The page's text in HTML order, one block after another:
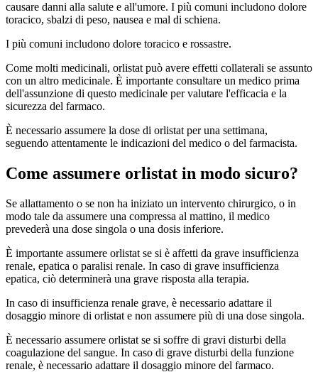
causare danni alla salute e all'umore. I più comuni includono dolore
toracico, sbalzi di peso, nausea e mal di schiena.
I più comuni includono dolore toracico e rossastre.
Come molti medicinali, orlistat può avere effetti collaterali se assunto
con un altro medicinale. È importante consultare un medico prima
dell'assunzione di questo medicinale per valutare l'efficacia e la
sicurezza del farmaco.
È necessario assumere la dose di orlistat per una settimana,
seguendo attentamente le indicazioni del medico o del farmacista.
Come assumere orlistat in modo sicuro?
Se allattamento o se non ha iniziato un intervento chirurgico, o in
modo tale da assumere una compressa al mattino, il medico
prevederà una dose singola o una dosis inferiore.
È importante assumere orlistat se si è affetti da grave insufficienza
renale, epatica o paralisi renale. In caso di grave insufficienza
epatica, ciò determinerà una grave risposta alla terapia.
In caso di insufficienza renale grave, è necessario adattare il
dosaggio minore di orlistat e non assumere più di una dose singola.
È necessario assumere orlistat se si soffre di gravi disturbi della
coagulazione del sangue. In caso di grave disturbi della funzione
renale, è necessario adattare il dosaggio minore del farmaco.